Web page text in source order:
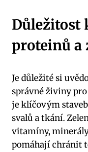
Důležitost
proteinů a
Je důležité si​
správné ⁤živiny
je klíčovým
svalů⁤ a tkání.
vitamíny,
pomáhají ⁢chránit‍